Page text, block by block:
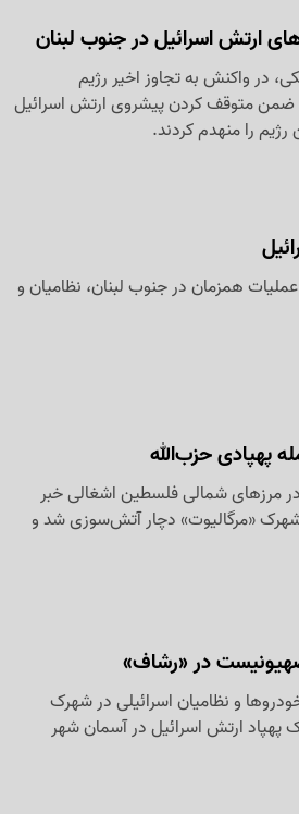
ارتش اسرائیل در جنوب لبنان
در واکنش به تجاوز اخیر رژیم
شهادت 14 غیرنظامی شد، ضمن متوقف کردن پیشروی ارتش اسرائیل
رژیم را منهدم کردند.
همزمان در جنوب لبنان، نظامیان و
پهپادی حزب‌الله
در مرزهای شمالی فلسطین اشغالی خبر
«مرگالیوت» دچار آتش‌سوزی شد و
در «رشاف»
و نظامیان اسرائیلی در شهرک
پهپاد ارتش اسرائیل در آسمان شهر